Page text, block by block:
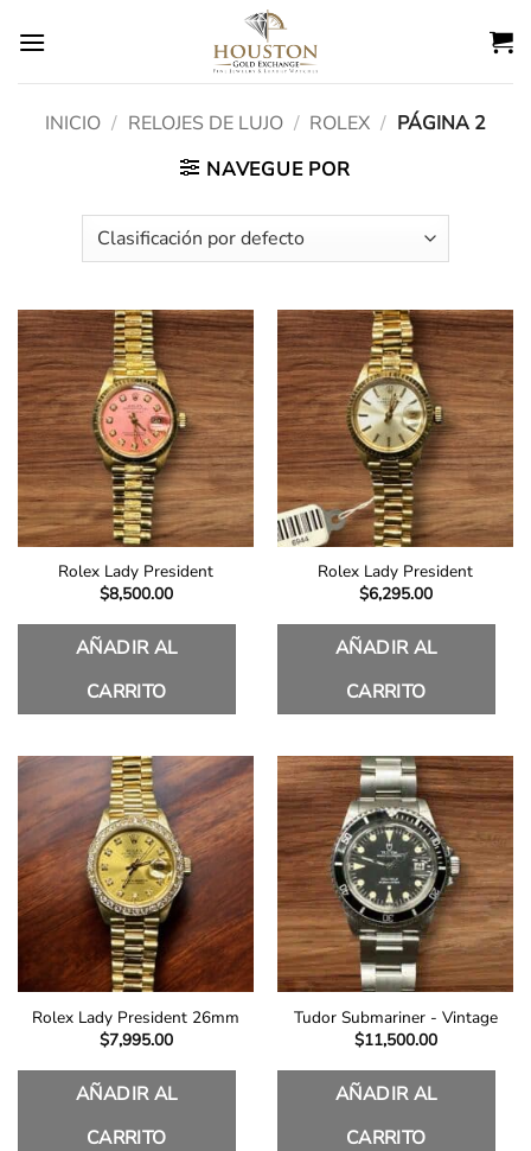
INICIO / RELOJES DE LUJO / ROLEX / PÁGINA 2
NAVEGUE POR
Rolex Lady President
$8,500.00
AÑADIR AL
CARRITO
Rolex Lady President
$6,295.00
AÑADIR AL
CARRITO
Rolex Lady President 26mm
$7,995.00
AÑADIR AL
CARRITO
Tudor Submariner - Vintage
$11,500.00
AÑADIR AL
CARRITO